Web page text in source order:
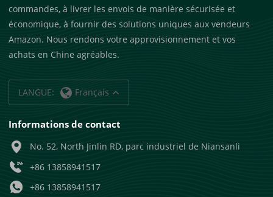
commandes, à livrer les envois de manière sécurisée et
économique, à fournir des solutions uniques aux vendeurs
Amazon. Nous rendons votre approvisionnement et vos
achats en Chine agréables.
LANGUE: Français
Informations de contact
No. 52, North Jinlin RD, parc industriel de Niansanli
+86 13858941517
+86 13858941517